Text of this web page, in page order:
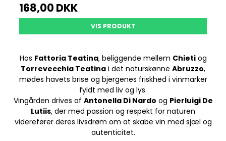
168,00 DKK
VIS PRODUKT
Hos Fattoria Teatina, beliggende mellem Chietiog
Torrevecchia Teatina i det naturskønne Abruzzo,
mødes havets brise og bjergenes friskhed i vinmarker
fyldt med liv og lys.
Vingården drives af Antonella Di Nardo og Pierluigi De
Lutiis, der med passion og respekt for naturen
viderefører deres livsdrøm om at skabe vin med sjæl og
autenticitet.